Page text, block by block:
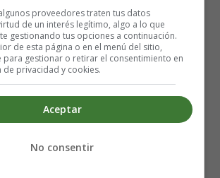
o semisentada
: puede
del útero(y, por tanto, acortar la
la segunda fase del parto) y eldescenso
el canal del parto. Esta posición también
madres ver mejor a sus bebés.
de relajación y respiración
pueden provocar una tensión
proveedores traten tus datos
de un interés legítimo, algo a lo que
gestionando tus opciones a continuación.
de esta página o en el menú del sitio,
para gestionar o retirar el consentimiento en
de privacidad y cookies.
Aceptar
No consentir